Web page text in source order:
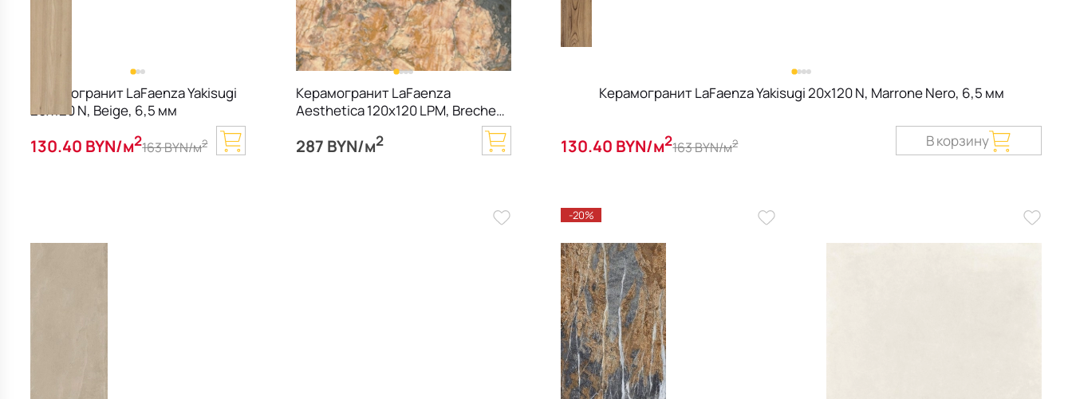
Керамогранит LaFaenza Yakisugi
20х120 N, Beige, 6,5 мм
130.40 BYN/м2163 BYN/м2
Керамогранит LaFaenza
Aesthetica 120х120 LPM, Breche
287 BYN/м2
Керамогранит LaFaenza Yakisugi 20х120 N, Marrone Nero, 6,5 мм
130.40 BYN/м2163 BYN/м2 В корзину
-20%